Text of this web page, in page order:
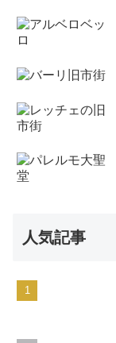
人気記事